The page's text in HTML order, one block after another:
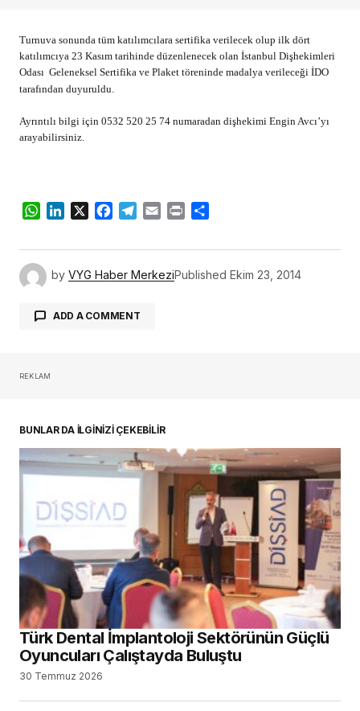
Turnuva sonunda tüm katılımcılara sertifika verilecek olup ilk dört
katılımcıya 23 Kasım tarihinde düzenlenecek olan İstanbul Dişhekimleri
Odası Geleneksel Sertifika ve Plaket töreninde madalya verileceği İDO
tarafından duyuruldu.
Ayrıntılı bilgi için 0532 520 25 74 numaradan dişhekimi Engin Avcı’yı
arayabilirsiniz.
WhatsApp
LinkedIn
X Facebook
Telegram
Email Print
by VYG Haber MerkeziPublished Ekim 23, 2014
ADD A COMMENT
REKLAM
BUNLAR DA İLGİNİZİ ÇEKEBİLİR
Türk Dental İmplantoloji Sektörünün Güçlü
Oyuncuları Çalıştayda Buluştu
30 Temmuz 2026